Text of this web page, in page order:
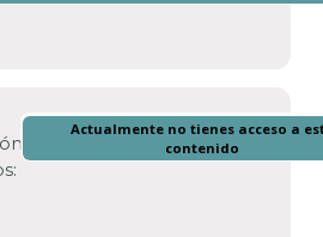
Actualmente no tienes acceso a
contenido